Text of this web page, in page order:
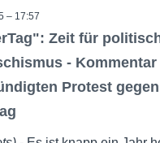
– 17:57
Zeit für
- Kommentar
Protest